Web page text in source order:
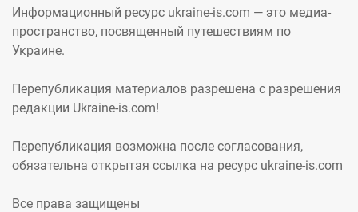
Информационный ресурс ukraine-is.com — это медиа-
пространство, посвященный путешествиям по
Украине.
Перепубликация материалов разрешена с разрешения
редакции Ukraine-is.com!
Перепубликация возможна после согласования,
обязательна открытая ссылка на ресурс ukraine-is.com
Все права защищены